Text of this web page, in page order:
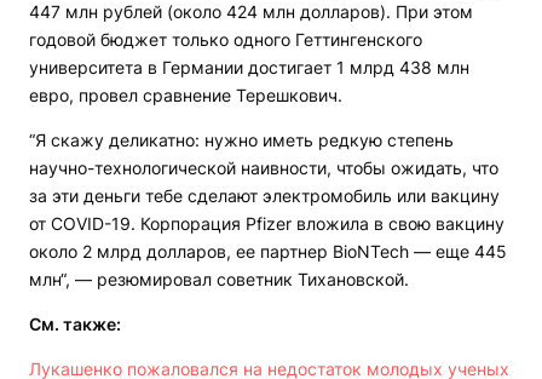
447 млн рублей (около 424 млн долларов). При этом
годовой бюджет только одного Геттингенского
университета в Германии достигает 1 млрд 438 млн
евро, провел сравнение Терешкович.
“Я скажу деликатно: нужно иметь редкую степень
научно-технологической наивности, чтобы ожидать, что
за эти деньги тебе сделают электромобиль или вакцину
от COVID-19. Корпорация Pfizer вложила в свою вакцину
около 2 млрд долларов, ее партнер BioNTech — еще 445
млн“, — резюмировал советник Тихановской.
См. также:
Лукашенко пожаловался на недостаток молодых ученых